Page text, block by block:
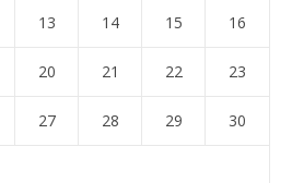
13 14 15 16
20 21 22 23
27 28 29 30